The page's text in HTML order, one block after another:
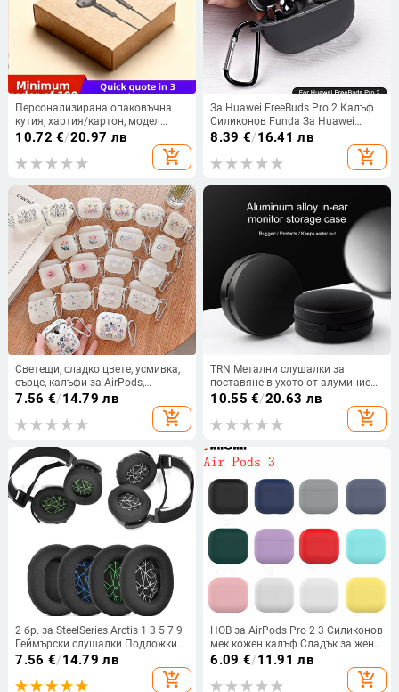
Персонализирана опаковъчна
кутия, хартия/картон, модел
C100, ламиниране и UV покритие
10.72 €/20.97 лв
add_shopping_cart
За Huawei FreeBuds Pro 2 Калъф
Силиконов Funda За Huawei
Freebuds Pro 2 Free Buds Pro2
калъфи за слушалки с кука
8.39 €/16.41 лв
add_shopping_cart
Светещи, сладко цвете, усмивка,
сърце, калъфи за AirPods,
матиран силиконов капак за
слушалки за Apple AirPod Pro 2 3
1, светещ в тъмното с кука
7.56 €/14.79 лв
add_shopping_cart
TRN Метални слушалки за
поставяне в ухото от алуминиева
сплав Твърди водоустойчиви
преносими аксесоари Калъф за
съхранение на слушалки Чанта
10.55 €/20.63 лв
add_shopping_cart
2 бр. за SteelSeries Arctis 1 3 5 7 9
Геймърски слушалки Подложки
за уши Пяна Подложки за уши
Подмяна на гъба Възглавница
Еластични наушници Аксесоари
7.56 €/14.79 лв
add_shopping_cart
НОВ за AirPods Pro 2 3 Силиконов
мек кожен калъф Сладък за жени
Калъф за слушалки Airpod 3 2021
Калъф за кутия за слушалки
apple airpod 3
6.09 €/11.91 лв
add_shopping_cart